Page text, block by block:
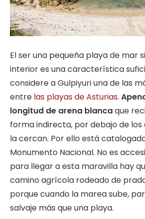
El ser una pequeña playa de mar
interior es una característica
considere a Gulpiyuri una de las
entre las playas de Asturias.
longitud de arena blancaque
forma indirecta, por debajo de
la cercan. Por ello está
Monumento Nacional. No es
para llegar a esta maravilla hay
camino agrícola rodeado de
porque cuando la marea sube,
salvaje más que una playa.